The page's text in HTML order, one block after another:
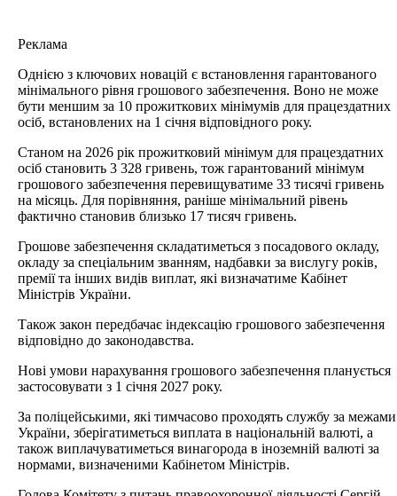
Реклама
Однією з ключових новацій є встановлення гарантованого
мінімального рівня грошового забезпечення. Воно не може
бути меншим за 10 прожиткових мінімумів для працездатних
осіб, встановлених на 1 січня відповідного року.
Станом на 2026 рік прожитковий мінімум для працездатних
осіб становить 3 328 гривень, тож гарантований мінімум
грошового забезпечення перевищуватиме 33 тисячі гривень
на місяць. Для порівняння, раніше мінімальний рівень
фактично становив близько 17 тисяч гривень.
Грошове забезпечення складатиметься з посадового окладу,
окладу за спеціальним званням, надбавки за вислугу років,
премії та інших видів виплат, які визначатиме Кабінет
Міністрів України.
Також закон передбачає індексацію грошового забезпечення
відповідно до законодавства.
Нові умови нарахування грошового забезпечення планується
застосовувати з 1 січня 2027 року.
За поліцейськими, які тимчасово проходять службу за межами
України, зберігатиметься виплата в національній валюті, а
також виплачуватиметься винагорода в іноземній валюті за
нормами, визначеними Кабінетом Міністрів.